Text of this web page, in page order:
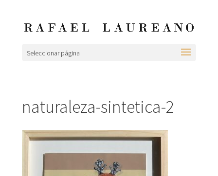
Seleccionar página
naturaleza-sintetica-2